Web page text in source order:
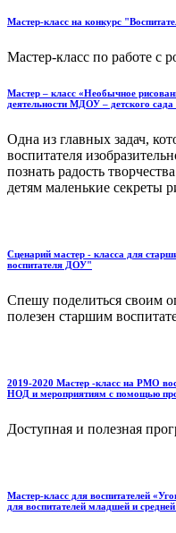
Мастер-класс на конкурс
Мастер-класс по работе с
Мастер – класс «Необычное
деятельности МДОУ – детского
Одна из главных задач,
воспитателя
познать радость
детям маленькие секреты
Сценарий мастер - класса для
воспитателя ДОУ"
Спешу поделиться своим
полезен старшим
2019-2020 Мастер -класс на РМО
НОД и мероприятиям с помощью
Доступная и полезная
Мастер-класс для воспитателей
для воспитателей младшей и